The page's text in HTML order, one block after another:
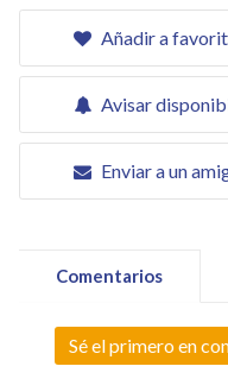
Añadir a
Avisar
Enviar a un
Comentarios
Sé el primero en